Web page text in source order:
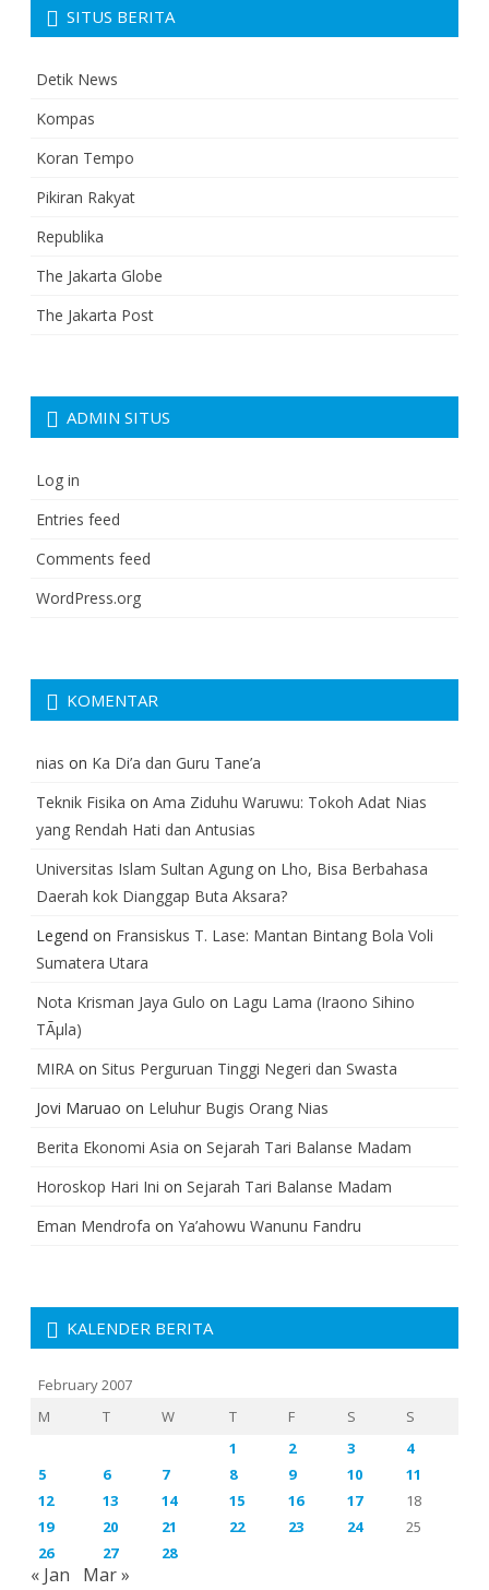
SITUS BERITA
Detik News
Kompas
Koran Tempo
Pikiran Rakyat
Republika
The Jakarta Globe
The Jakarta Post
ADMIN SITUS
Log in
Entries feed
Comments feed
WordPress.org
KOMENTAR
nias on Ka Di’a dan Guru Tane’a
Teknik Fisika on Ama Ziduhu Waruwu: Tokoh Adat Nias
yang Rendah Hati dan Antusias
Universitas Islam Sultan Agung on Lho, Bisa Berbahasa
Daerah kok Dianggap Buta Aksara?
Legend on Fransiskus T. Lase: Mantan Bintang Bola Voli
Sumatera Utara
Nota Krisman Jaya Gulo on Lagu Lama (Iraono Sihino
TÃµla)
MIRA on Situs Perguruan Tinggi Negeri dan Swasta
Jovi Maruao on Leluhur Bugis Orang Nias
Berita Ekonomi Asia on Sejarah Tari Balanse Madam
Horoskop Hari Ini on Sejarah Tari Balanse Madam
Eman Mendrofa on Ya’ahowu Wanunu Fandru
KALENDER BERITA
February 2007
M
T W T F S
S
1
2 3
4
5
6 7 8 9 10
11
12
13 14 15 16 17
18
19
20 21 22 23 24
25
26
27 28
« Jan Mar »